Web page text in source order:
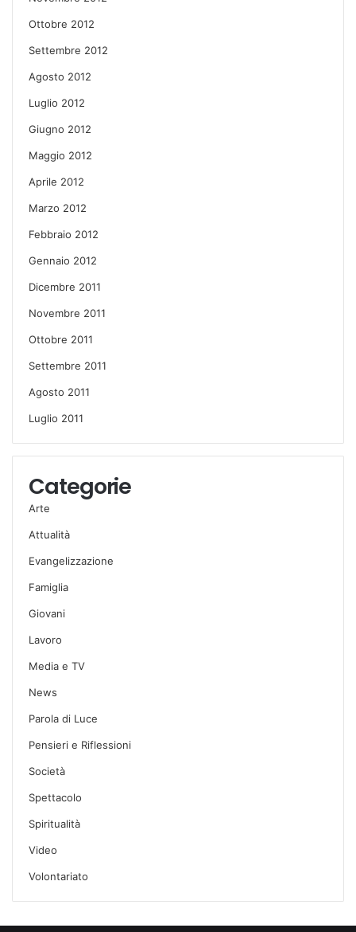
Ottobre 2012
Settembre 2012
Agosto 2012
Luglio 2012
Giugno 2012
Maggio 2012
Aprile 2012
Marzo 2012
Febbraio 2012
Gennaio 2012
Dicembre 2011
Novembre 2011
Ottobre 2011
Settembre 2011
Agosto 2011
Luglio 2011
Categorie
Arte
Attualità
Evangelizzazione
Famiglia
Giovani
Lavoro
Media e TV
News
Parola di Luce
Pensieri e Riflessioni
Società
Spettacolo
Spiritualità
Video
Volontariato